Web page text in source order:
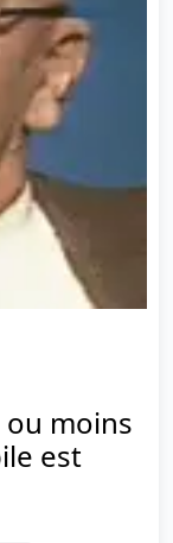
ou moins
est